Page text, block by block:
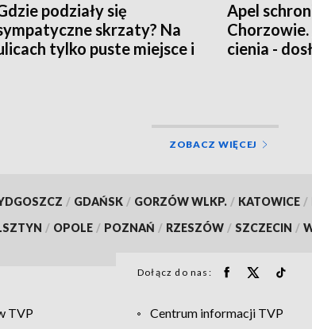
podziały się
skrzaty? Na
tylko puste miejsce i
Apel
cienia -
ZOBACZ WIĘCEJ
/ GDAŃSK / GORZÓW WLKP. / KATOWICE /
/ OPOLE / POZNAŃ / RZESZÓW / SZCZECIN /
Dołącz do nas:
TVP Centrum informacji TVP